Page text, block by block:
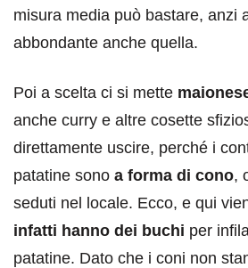
misura media può bastare, anzi
abbondante anche quella.
Poi a scelta ci si mette
anche curry e altre cosette
direttamente uscire, perché i
patatine sono a forma di cono,
seduti nel locale. Ecco, e qui
infatti hanno dei buchi per
patatine. Dato che i coni non